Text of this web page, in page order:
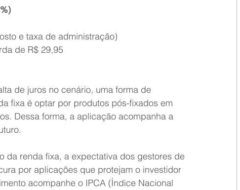
e taxa de administração)
de R$ 29,95
de juros no cenário, uma forma de
fixa é optar por produtos pós-fixados em
Dessa forma, a aplicação acompanha a
da renda fixa, a expectativa dos gestores de
por aplicações que protejam o investidor
acompanhe o IPCA (Índice Nacional